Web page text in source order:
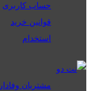
حساب کاربری
قوانین خرید
استخدام
مشتریان وفادار